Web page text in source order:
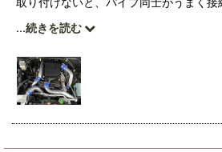
一度インタークーラーを含め、全てを取
時間かかりました。ターボパイプ単品で
り外してから交換することをおすすめし
既にインタークーラーとターボパイプ（
マフラーを取り付けていたのと、3点同
での効果はわかりませんが、明らかにア
くなったと感じます。アクセルを踏ん
...続きを読む